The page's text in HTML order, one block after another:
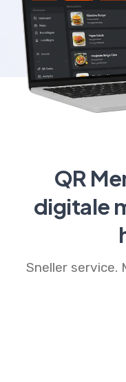
QR
digitale
Sneller service.